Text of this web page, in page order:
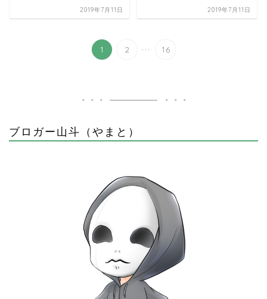
2019年7月11日 2019年7月11日
1 2 ... 16
ブロガー山斗（やまと）